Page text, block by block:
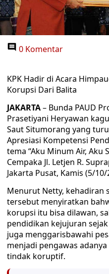
0 Komentar
KPK Hadir di Acara
Korupsi Dari Balita
JAKARTA– Bunda PAUD
Prasetiyani Heryawan
Saut Situmorang yang
Apresiasi Kompetensi
tema “Aku Minum Air, Aku
Cempaka Jl. Letjen R.
Jakarta Pusat, Kamis (5/10/
Menurut Netty, kehadiran
tersebut menyiratkan
korupsi itu bisa dilawan,
pendidikan kejujuran
juga menggarisbawahi
menjadi pengawas
tindak koruptif.